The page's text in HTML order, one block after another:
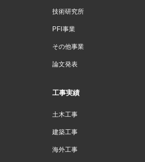
技術研究所
PFI事業
その他事業
論文発表
工事実績
土木工事
建築工事
海外工事